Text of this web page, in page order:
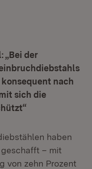
„Bei der
nach
sich die
haben
– mit
von zehn Prozent